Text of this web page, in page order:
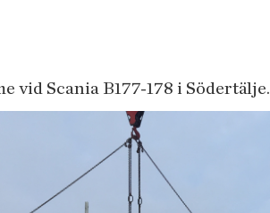
vid Scania B177-178 i Södertälje.